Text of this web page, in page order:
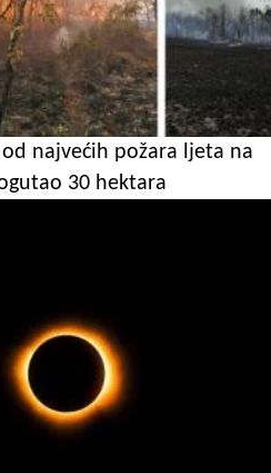
od najvećih požara ljeta na
30 hektara